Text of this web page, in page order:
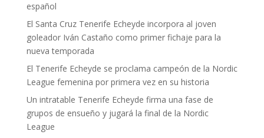
español
El Santa Cruz Tenerife Echeyde incorpora al joven
goleador Iván Castaño como primer fichaje para la
nueva temporada
El Tenerife Echeyde se proclama campeón de la Nordic
League femenina por primera vez en su historia
Un intratable Tenerife Echeyde firma una fase de
grupos de ensueño y jugará la final de la Nordic
League